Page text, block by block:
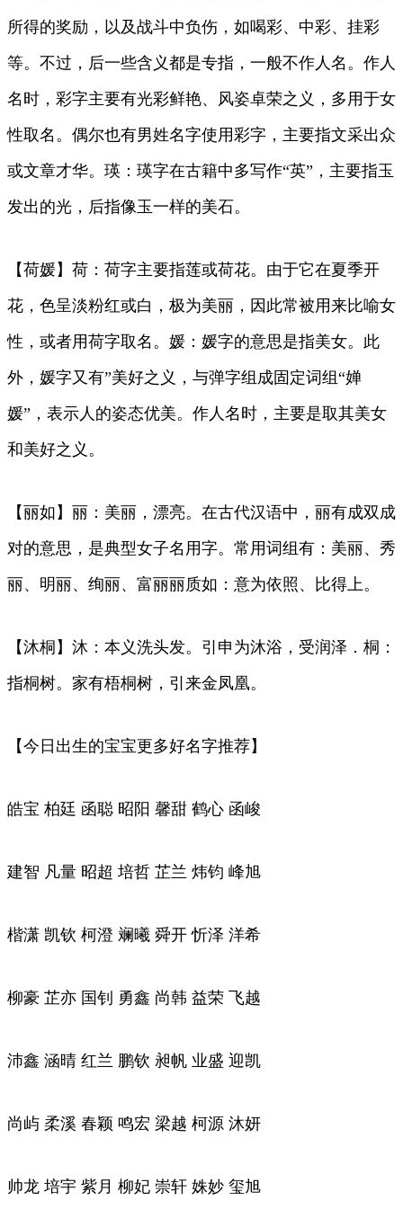
所得的奖励，以及战斗中负伤，如喝彩、中彩、挂彩
等。不过，后一些含义都是专指，一般不作人名。作人
名时，彩字主要有光彩鲜艳、风姿卓荣之义，多用于女
性取名。偶尔也有男姓名字使用彩字，主要指文采出众
或文章才华。瑛：瑛字在古籍中多写作“英”，主要指玉
发出的光，后指像玉一样的美石。
【荷媛】荷：荷字主要指莲或荷花。由于它在夏季开
花，色呈淡粉红或白，极为美丽，因此常被用来比喻女
性，或者用荷字取名。媛：媛字的意思是指美女。此
外，媛字又有”美好之义，与弹字组成固定词组“婵
媛”，表示人的姿态优美。作人名时，主要是取其美女
和美好之义。
【丽如】丽：美丽，漂亮。在古代汉语中，丽有成双成
对的意思，是典型女子名用字。常用词组有：美丽、秀
丽、明丽、绚丽、富丽丽质如：意为依照、比得上。
【沐桐】沐：本义洗头发。引申为沐浴，受润泽．桐：
指桐树。家有梧桐树，引来金凤凰。
【今日出生的宝宝更多好名字推荐】
皓宝 柏廷 函聪 昭阳 馨甜 鹤心 函峻
建智 凡量 昭超 培哲 芷兰 炜钧 峰旭
楷潇 凯钦 柯澄 斓曦 舜开 忻泽 洋希
柳豪 芷亦 国钊 勇鑫 尚韩 益荣 飞越
沛鑫 涵晴 红兰 鹏钦 昶帆 业盛 迎凯
尚屿 柔溪 春颖 鸣宏 梁越 柯源 沐妍
帅龙 培宇 紫月 柳妃 崇轩 姝妙 玺旭